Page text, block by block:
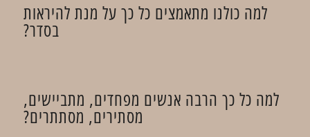
למה כולנו מתאמצים כל כך על מנת להיראות
בסדר?
למה כל כך הרבה אנשים מפחדים, מתביישים,
מסתירים, מסתתרים?